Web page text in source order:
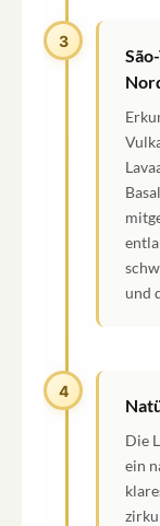
3
und
4
Die
ein